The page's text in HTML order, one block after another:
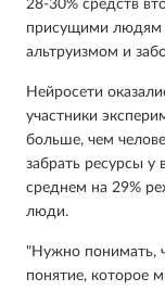
28-30% средств
присущими людям
альтруизмом и
Нейросети
участники
больше, чем
забрать ресурсы у
среднем на 29%
люди.
"Нужно понимать,
понятие, которое